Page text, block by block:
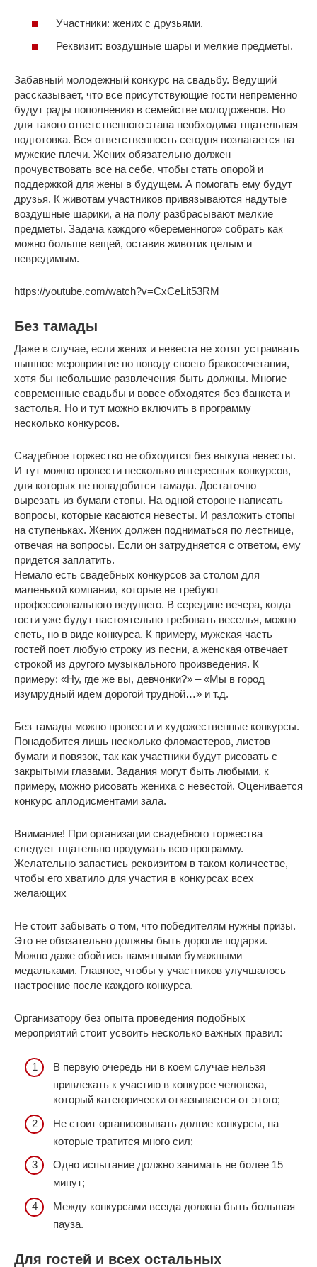
Участники: жених с друзьями.
Реквизит: воздушные шары и мелкие предметы.
Забавный молодежный конкурс на свадьбу. Ведущий
рассказывает, что все присутствующие гости непременно
будут рады пополнению в семействе молодоженов. Но
для такого ответственного этапа необходима тщательная
подготовка. Вся ответственность сегодня возлагается на
мужские плечи. Жених обязательно должен
прочувствовать все на себе, чтобы стать опорой и
поддержкой для жены в будущем. А помогать ему будут
друзья. К животам участников привязываются надутые
воздушные шарики, а на полу разбрасывают мелкие
предметы. Задача каждого «беременного» собрать как
можно больше вещей, оставив животик целым и
невредимым.
https://youtube.com/watch?v=CxCeLit53RM
Без тамады
Даже в случае, если жених и невеста не хотят устраивать
пышное мероприятие по поводу своего бракосочетания,
хотя бы небольшие развлечения быть должны. Многие
современные свадьбы и вовсе обходятся без банкета и
застолья. Но и тут можно включить в программу
несколько конкурсов.
Свадебное торжество не обходится без выкупа невесты.
И тут можно провести несколько интересных конкурсов,
для которых не понадобится тамада. Достаточно
вырезать из бумаги стопы. На одной стороне написать
вопросы, которые касаются невесты. И разложить стопы
на ступеньках. Жених должен подниматься по лестнице,
отвечая на вопросы. Если он затрудняется с ответом, ему
придется заплатить.
Немало есть свадебных конкурсов за столом для
маленькой компании, которые не требуют
профессионального ведущего. В середине вечера, когда
гости уже будут настоятельно требовать веселья, можно
спеть, но в виде конкурса. К примеру, мужская часть
гостей поет любую строку из песни, а женская отвечает
строкой из другого музыкального произведения. К
примеру: «Ну, где же вы, девчонки?» – «Мы в город
изумрудный идем дорогой трудной…» и т.д.
Без тамады можно провести и художественные конкурсы.
Понадобится лишь несколько фломастеров, листов
бумаги и повязок, так как участники будут рисовать с
закрытыми глазами. Задания могут быть любыми, к
примеру, можно рисовать жениха с невестой. Оценивается
конкурс аплодисментами зала.
Внимание! При организации свадебного торжества
следует тщательно продумать всю программу.
Желательно запастись реквизитом в таком количестве,
чтобы его хватило для участия в конкурсах всех
желающих
Не стоит забывать о том, что победителям нужны призы.
Это не обязательно должны быть дорогие подарки.
Можно даже обойтись памятными бумажными
медальками. Главное, чтобы у участников улучшалось
настроение после каждого конкурса.
Организатору без опыта проведения подобных
мероприятий стоит усвоить несколько важных правил:
В первую очередь ни в коем случае нельзя
привлекать к участию в конкурсе человека,
который категорически отказывается от этого;
Не стоит организовывать долгие конкурсы, на
которые тратится много сил;
Одно испытание должно занимать не более 15
минут;
Между конкурсами всегда должна быть большая
пауза.
Для гостей и всех остальных